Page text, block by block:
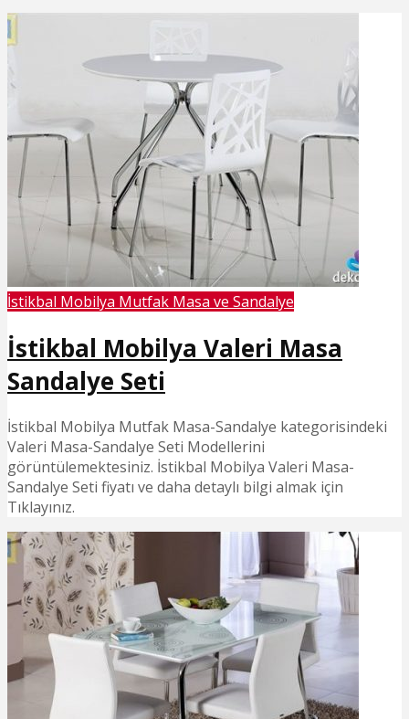
İstikbal Mobilya Mutfak Masa ve Sandalye
İstikbal Mobilya Valeri Masa
Sandalye Seti
İstikbal Mobilya Mutfak Masa-Sandalye kategorisindeki
Valeri Masa-Sandalye Seti Modellerini
görüntülemektesiniz. İstikbal Mobilya Valeri Masa-
Sandalye Seti fiyatı ve daha detaylı bilgi almak için
Tıklayınız.